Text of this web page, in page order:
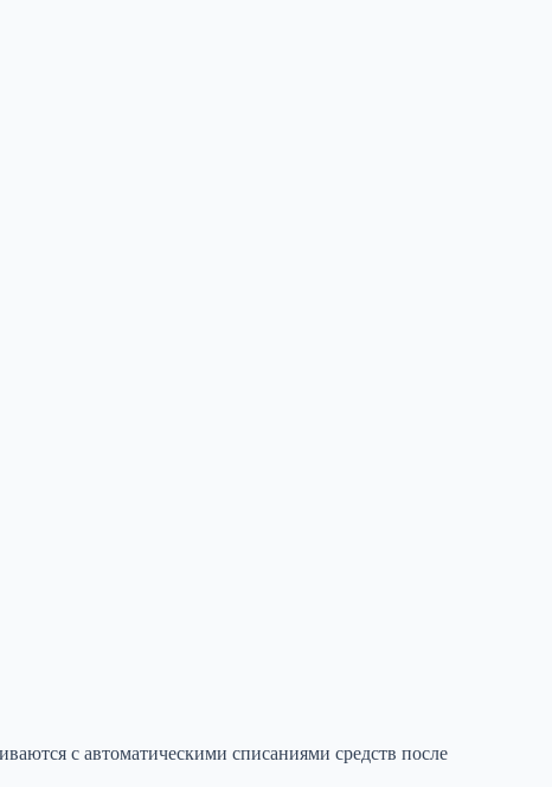
с автоматическими списаниями средств после